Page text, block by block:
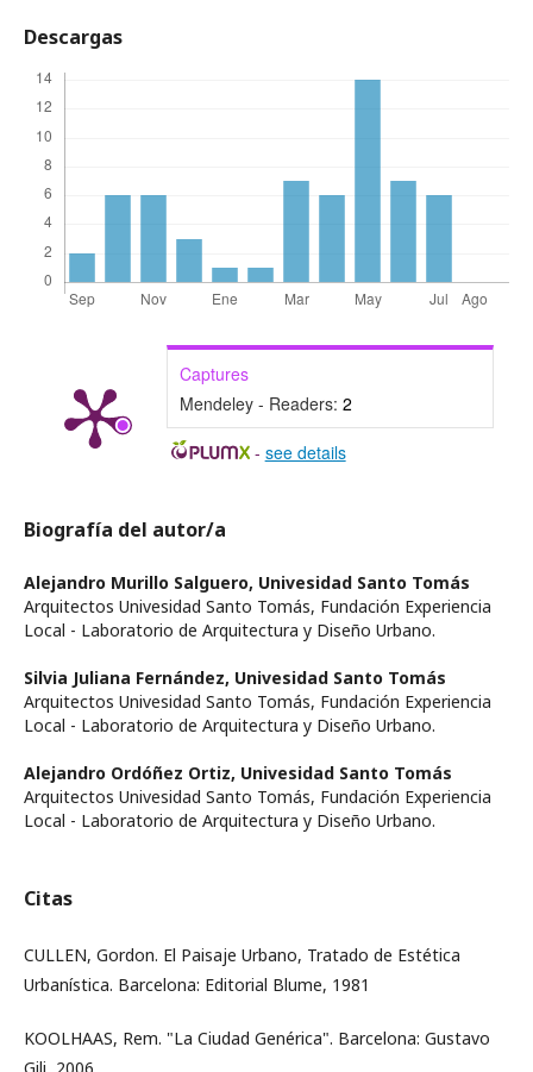
Descargas
Captures
Mendeley - Readers: 2
- see details
Biografía del autor/a
Alejandro Murillo Salguero, Univesidad Santo Tomás
Arquitectos Univesidad Santo Tomás, Fundación Experiencia
Local - Laboratorio de Arquitectura y Diseño Urbano.
Silvia Juliana Fernández, Univesidad Santo Tomás
Arquitectos Univesidad Santo Tomás, Fundación Experiencia
Local - Laboratorio de Arquitectura y Diseño Urbano.
Alejandro Ordóñez Ortiz, Univesidad Santo Tomás
Arquitectos Univesidad Santo Tomás, Fundación Experiencia
Local - Laboratorio de Arquitectura y Diseño Urbano.
Citas
CULLEN, Gordon. El Paisaje Urbano, Tratado de Estética
Urbanística. Barcelona: Editorial Blume, 1981
KOOLHAAS, Rem. "La Ciudad Genérica". Barcelona: Gustavo